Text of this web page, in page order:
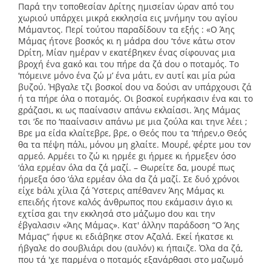
Παρά την τοποθεσίαν Δρίτης ημισείαν ώραν από του
χωριού υπάρχει μικρά εκκλησία εις μνήμην του αγίου
Μάμαντος. Περί τούτου παραδίδουν τα εξής : «Ο Άης
Μάμας ήτονε βοσκός κι η μάdρα dου ‘τόνε κάτω στον
Dρίτη, Μίαν ημέραν ν εκατέβηκεν ένας σίφουνας μια
βροχή ένα gακό και του πήρε dα ζά dου ο ποταμός. Το
‘πόμεινε μόνο ένα ζώ μ’ ένα μάτι, εν αυτί και μία ρώα
βυζού. Ήβγαλε τζι βοσκοί dου να δούσι αν υπάρχουσι ζά
ή τα πήρε όλα ο ποταμός. Οι βοσκοί ευρήκασιν ένα και το
gράζασι, κι ως πααίνασιν απάνω εκλαίασι. Άης Μάμας
τσι ‘δε πο ‘πααίνασιν απάνω με μια ζούλα και τηνε λέει ;
Βρε μα είdα κλαίτεβρε, βρε, ο Θεός που τα ‘πήρεν,ο Θεός
θα τα πέψη πάλι, μόνου μη gλαίτε. Μουρέ, φέρτε μου τον
αρμεό. Αρμέει το ζώ κι ηρμέε gι ήρμεε κι ήρμεξεν όσο
‘άλα ερμέαν όλα dα ζά μαζί. – Θωρείτε δα, μουρέ πως
ήρμεξα όσο ‘άλα ερμέαν όλα dα ζά μαζί. Σε δυό χρόνοι
είχε bάλι χίλια ζά Ύστερις απέθανεν Άης Μάμας κι
επειδής ήτονε καλός άνθρωπος που εκάμασιν άγιο κι
εχτίσα gαι την εκκλησά στο μάζωμο dου και την
έβγαλασιν «Άης Μάμας». Κατ' άλλην παράδοση “Ο Άης
Μάμας” ήφυε κι εδιάβηκε στον Αζαλά. Εκεί ήκατσε κι
ήβγαλε dο σουβλιάρι dου (αυλόν) κι ήπαιζε. Όλα dα ζά,
που τά 'χε παρμένα ο ποταμός εξανάρθασι στο μαζωμό